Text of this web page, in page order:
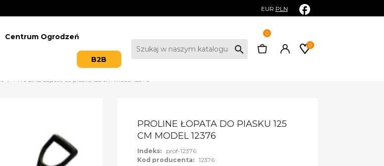
EUR PLN
Centrum Ogrodzeń
B2B
0
0
search
PROLINE ŁOPATA DO PIASKU 125
CM MODEL 12376
Indeks:
prof-12376
Kod producenta: 12376